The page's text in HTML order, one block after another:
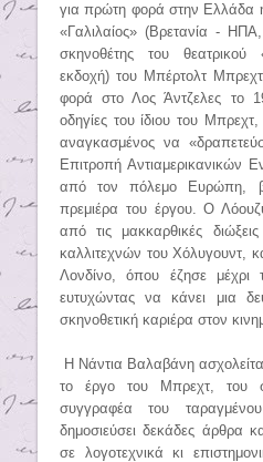
για πρώτη φορά στην Ελλάδα
«Γαλιλαίος» (Βρετανία -
σκηνοθέτης του θεατρικού
εκδοχή) του Μπέρτολτ
φορά στο Λος Άντζελες το
οδηγίες του ίδιου του
αναγκασμένος να
Επιτροπή Αντιαμερικανικών
από τον πόλεμο Ευρώπη,
πρεμιέρα του έργου. Ο
από τις μακκαρθικές
καλλιτεχνών του Χόλυγουντ,
Λονδίνο, όπου έζησε
ευτυχώντας να κάνει μια
σκηνοθετική καριέρα στον
Η Νάντια Βαλαβάνη
το έργο του Μπρεχτ, του
συγγραφέα του
δημοσιεύσει δεκάδες άρθρα
σε λογοτεχνικά κι